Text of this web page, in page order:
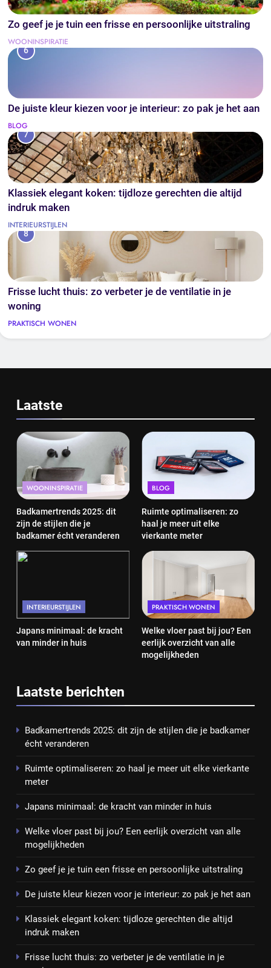
Zo geef je je tuin een frisse en persoonlijke uitstraling
WOONINSPIRATIE
6
De juiste kleur kiezen voor je interieur: zo pak je het aan
BLOG
7
Klassiek elegant koken: tijdloze gerechten die altijd
indruk maken
INTERIEURSTIJLEN
8
Frisse lucht thuis: zo verbeter je de ventilatie in je
woning
PRAKTISCH WONEN
Laatste
WOONINSPIRATIE
Badkamertrends 2025: dit
zijn de stijlen die je
badkamer écht veranderen
BLOG
Ruimte optimaliseren: zo
haal je meer uit elke
vierkante meter
INTERIEURSTIJLEN
Japans minimaal: de kracht
van minder in huis
PRAKTISCH WONEN
Welke vloer past bij jou? Een
eerlijk overzicht van alle
mogelijkheden
Laatste berichten
Badkamertrends 2025: dit zijn de stijlen die je badkamer
écht veranderen
Ruimte optimaliseren: zo haal je meer uit elke vierkante
meter
Japans minimaal: de kracht van minder in huis
Welke vloer past bij jou? Een eerlijk overzicht van alle
mogelijkheden
Zo geef je je tuin een frisse en persoonlijke uitstraling
De juiste kleur kiezen voor je interieur: zo pak je het aan
Klassiek elegant koken: tijdloze gerechten die altijd
indruk maken
Frisse lucht thuis: zo verbeter je de ventilatie in je